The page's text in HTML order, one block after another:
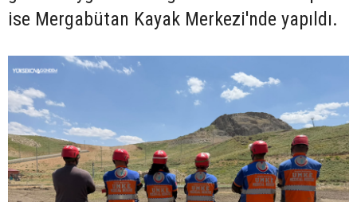
ise Mergabütan Kayak Merkezi'nde yapıldı.